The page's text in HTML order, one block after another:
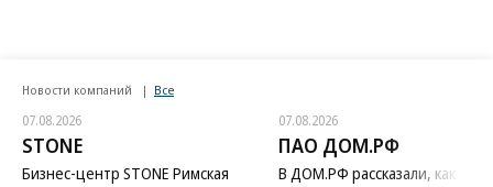
Новости компаний
07.08.2026
STONE
07.08.2026
ПАО ДОМ.РФ